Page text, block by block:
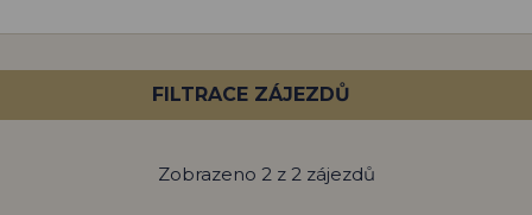
FILTRACE ZÁJEZDŮ
Zobrazeno 2 z 2 zájezdů